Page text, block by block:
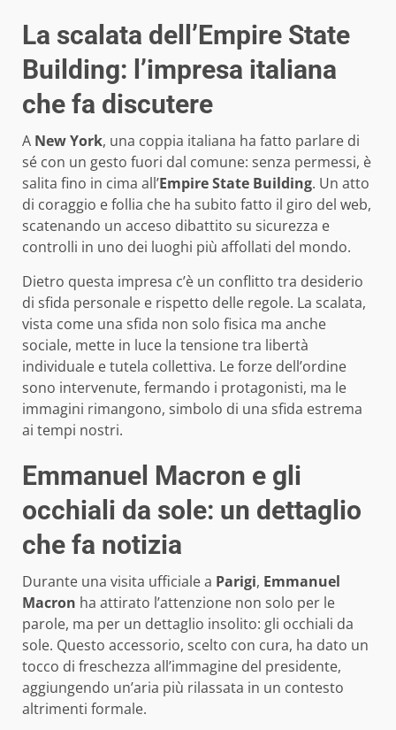
La scalata dell’Empire State
Building: l’impresa italiana
che fa discutere
A New York, una coppia italiana ha fatto parlare di
sé con un gesto fuori dal comune: senza permessi, è
salita fino in cima all’Empire State Building. Un atto
di coraggio e follia che ha subito fatto il giro del web,
scatenando un acceso dibattito su sicurezza e
controlli in uno dei luoghi più affollati del mondo.
Dietro questa impresa c’è un conflitto tra desiderio
di sfida personale e rispetto delle regole. La scalata,
vista come una sfida non solo fisica ma anche
sociale, mette in luce la tensione tra libertà
individuale e tutela collettiva. Le forze dell’ordine
sono intervenute, fermando i protagonisti, ma le
immagini rimangono, simbolo di una sfida estrema
ai tempi nostri.
Emmanuel Macron e gli
occhiali da sole: un dettaglio
che fa notizia
Durante una visita ufficiale a Parigi, Emmanuel
Macron ha attirato l’attenzione non solo per le
parole, ma per un dettaglio insolito: gli occhiali da
sole. Questo accessorio, scelto con cura, ha dato un
tocco di freschezza all’immagine del presidente,
aggiungendo un’aria più rilassata in un contesto
altrimenti formale.